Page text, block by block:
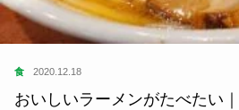
食 2020.12.18
おいしいラーメンがたべたい